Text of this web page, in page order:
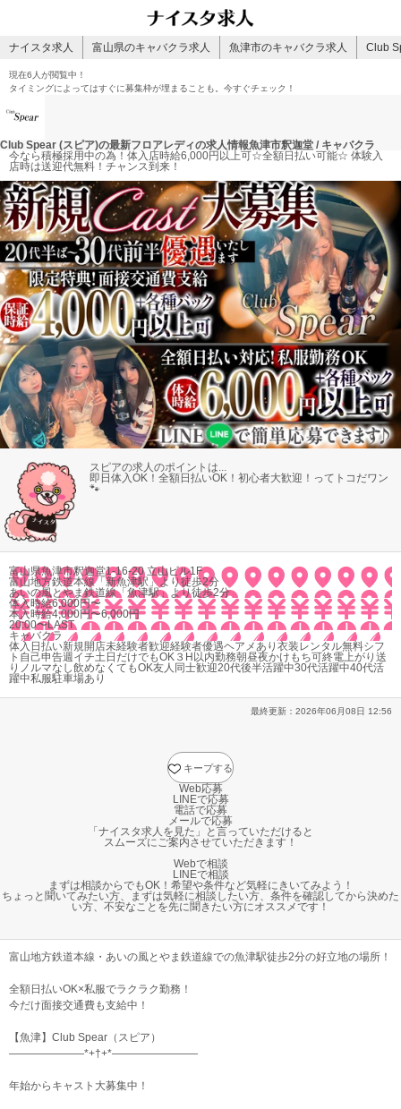
ナイスタ求人 富山県のキャバクラ求人 魚津市のキャバクラ求人 Club
現在6人 が閲覧中！
タイミングによってはすぐに募集枠が埋まることも。今すぐチェック！
Club Spear (スピア)の最新フロアレディの求人情報魚津市釈迦堂 / キャバクラ
今なら積極採用中の為！体入店時給6,000円以上可☆全額日払い可能☆ 体験入
店時は送迎代無料！チャンス到来！
スピアの求人のポイントは...
即日体入OK！ 全額日払いOK！ 初心者大歓迎！ ってトコだワン
🐾
富山県魚津市釈迦堂1-16-20 立山ビル1F
富山地方鉄道本線「新魚津駅」より徒歩2分
あいの風とやま鉄道線「魚津駅」より徒歩2分
体入時給6,000円〜
本入時給4,000円〜6,000円
20:00〜LAST
キャバクラ
体入 日払い新規開店未経験者歓迎経験者優遇ヘアメあり 衣装レンタル無料シフ
ト自己申告週イチ土日だけでもOK ３H以内勤務朝昼夜かけもち可終電上がり 送
り ノルマなし飲めなくてもOK友人同士歓迎20代後半活躍中30代活躍中40代活
躍中私服駐車場あり
最終更新： 2026年06月08日 12:56
キープする
Web応募
LINEで応募
電話で応募
メールで応募
「ナイスタ求人を見た」と言っていただけると
スムーズにご案内させていただきます！
Webで相談
LINEで相談
まずは相談からでもOK！希望や条件など気軽にきいてみよう！
ちょっと聞いてみたい方、まずは気軽に相談したい方、条件を確認してから決めた
い方、不安なことを先に聞きたい方にオススメです！
富山地方鉄道本線・あいの風とやま鉄道線での魚津駅徒歩2分の好立地の場所！
全額日払いOK×私服でラクラク勤務！
今だけ面接交通費も支給中！
【魚津】Club Spear（スピア）
―――――――*+†+*――――――――
年始からキャスト大募集中！